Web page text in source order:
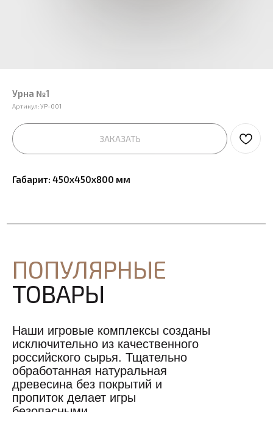
Урна №1
Артикул:УР-001
ЗАКАЗАТЬ
Габарит: 450х450х800 мм
Наши игровые комплексы созданы
исключительно из качественного
российского сырья. Тщательно
обработанная натуральная
древесина без покрытий и
пропиток делает игры
безопасными.
ПОПУЛЯРНЫЕ
ТОВАРЫ